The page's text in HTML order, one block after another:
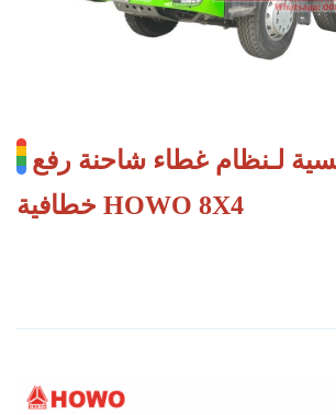
لـنظام غطاء شاحنة رفع
خطافية HOWO 8X4